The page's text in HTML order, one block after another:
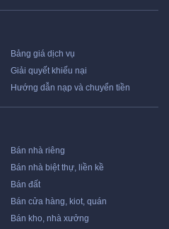
Bảng giá dịch vụ
Giải quyết khiếu nại
Hướng dẫn nạp và chuyển tiền
Bán nhà riêng
Bán nhà biệt thự, liền kề
Bán đất
Bán cửa hàng, kiot, quán
Bán kho, nhà xưởng